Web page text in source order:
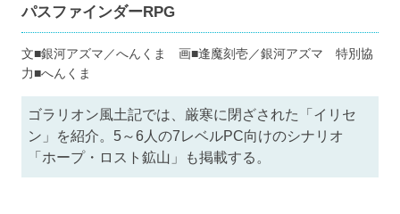
パスファインダーRPG
文■銀河アズマ／へんくま 画■逢魔刻壱／銀河アズマ 特別協
力■へんくま
ゴラリオン風土記では、厳寒に閉ざされた「イリセ
ン」を紹介。5～6人の7レベルPC向けのシナリオ
「ホープ・ロスト鉱山」も掲載する。